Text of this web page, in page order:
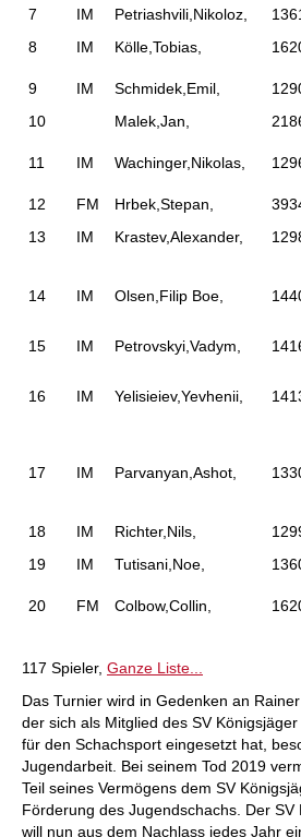
7
IM Petriashvili,Nikoloz,
8
IM Kölle,Tobias,
9
IM Schmidek,Emil,
10
Malek,Jan,
11 IM Wachinger,Nikolas,
12
FM Hrbek,Stepan,
13
IM Krastev,Alexander,
14 IM Olsen,Filip Boe,
15
IM Petrovskyi,Vadym,
16 IM Yelisieiev,Yevhenii,
17 IM Parvanyan,Ashot,
18
IM Richter,Nils,
19
IM Tutisani,Noe,
20 FM Colbow,Collin,
117 Spieler, Ganze Liste...
Das Turnier wird in Gedenken an
der sich als Mitglied des SV
für den Schachsport eingesetzt hat,
Jugendarbeit. Bei seinem Tod 2019
Teil seines Vermögens dem SV
Förderung des Jugendschachs. Der SV
will nun aus dem Nachlass jedes Jahr